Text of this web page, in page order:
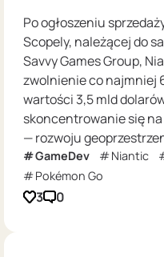
Po ogłoszeniu
Scopely, należącej do
Savvy Games Group,
zwolnienie co najmniej
wartości 3,5 mld
skoncentrowanie się
— rozwoju
GameDev Niantic
Pokémon Go
3 0